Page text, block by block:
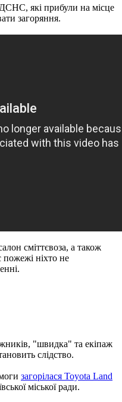
які прибули на місце
загоряння.
сміттєвоза, а також
пожежі ніхто не
"швидка" та екіпаж
слідство.
загорілася Toyota Land
міської ради.